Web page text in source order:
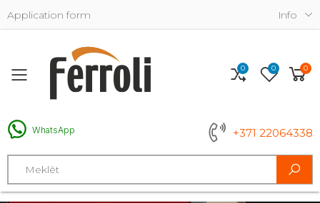
Application form Info
Toggle mobile menu
WhatsApp +371 22064338
Search
0 0 0